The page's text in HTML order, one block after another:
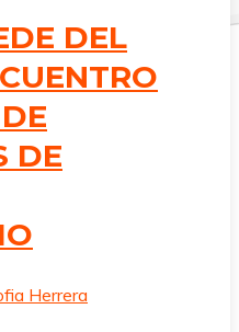
DEL
DE
Herrera